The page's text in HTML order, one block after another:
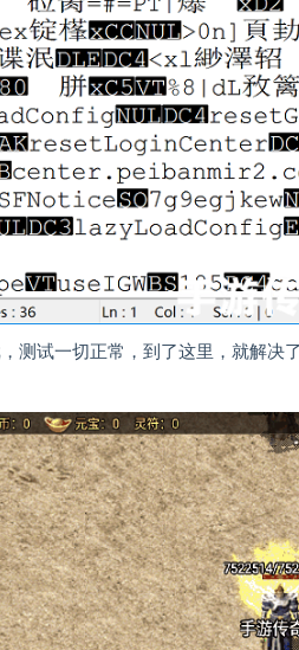
测试一切正常，到了这里，就解决